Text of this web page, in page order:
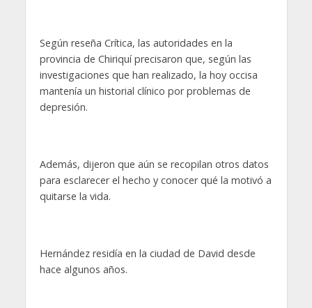
Según reseña Crítica, las autoridades en la
provincia de Chiriquí precisaron que, según las
investigaciones que han realizado, la hoy occisa
mantenía un historial clínico por problemas de
depresión.
Además, dijeron que aún se recopilan otros datos
para esclarecer el hecho y conocer qué la motivó a
quitarse la vida.
Hernández residía en la ciudad de David desde
hace algunos años.